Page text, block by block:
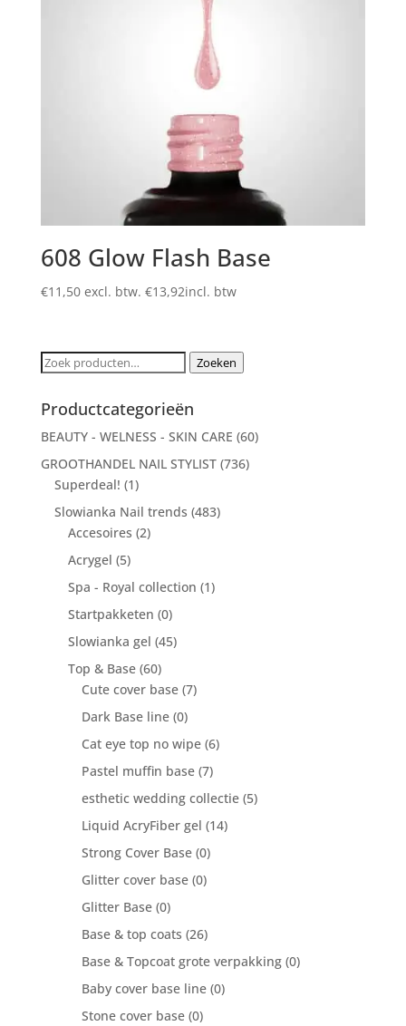
608 Glow Flash Base
€11,50 excl. btw. €13,92incl. btw
Zoeken
Zoeken
Productcategorieën
BEAUTY - WELNESS - SKIN CARE (60)
GROOTHANDEL NAIL STYLIST (736)
Superdeal! (1)
Slowianka Nail trends (483)
Accesoires (2)
Acrygel (5)
Spa - Royal collection (1)
Startpakketen (0)
Slowianka gel (45)
Top & Base (60)
Cute cover base (7)
Dark Base line (0)
Cat eye top no wipe (6)
Pastel muffin base (7)
esthetic wedding collectie (5)
Liquid AcryFiber gel (14)
Strong Cover Base (0)
Glitter cover base (0)
Glitter Base (0)
Base & top coats (26)
Base & Topcoat grote verpakking (0)
Baby cover base line (0)
Stone cover base (0)